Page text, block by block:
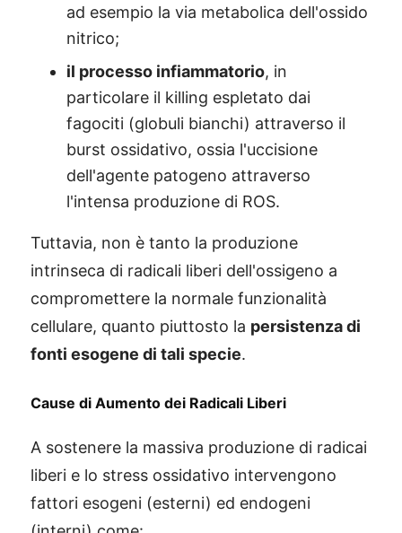
ad esempio la via metabolica dell'ossido
nitrico;
il processo infiammatorio, in
particolare il killing espletato dai
fagociti (globuli bianchi) attraverso il
burst ossidativo, ossia l'uccisione
dell'agente patogeno attraverso
l'intensa produzione di ROS.
Tuttavia, non è tanto la produzione
intrinseca di radicali liberi dell'ossigeno a
compromettere la normale funzionalità
cellulare, quanto piuttosto la persistenza di
fonti esogene di tali specie.
Cause di Aumento dei Radicali Liberi
A sostenere la massiva produzione di radicai
liberi e lo stress ossidativo intervengono
fattori esogeni (esterni) ed endogeni